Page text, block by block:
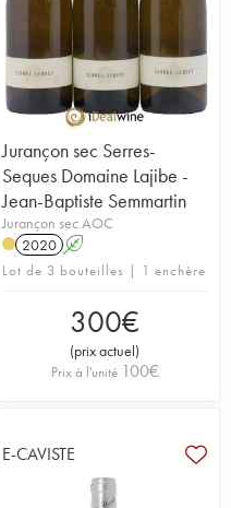
Jurançon sec Serres-
Seques Domaine Lajibe -
Jean-Baptiste Semmartin
Jurançon sec AOC
2020 A
Lot de 3 bouteilles | 1 enchère
300€
(prix actuel)
Prix à l'unité 100€
E-CAVISTE